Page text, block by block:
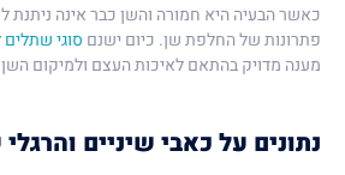
כאשר הבעיה היא חמורה והשן כבר אינה ניתנת
פתרונות של החלפת שן. כיום ישנםסוגי שתלים
מענה מדויק בהתאם לאיכות העצם ולמיקום השן
נתונים על כאבי שיניים והרגלי